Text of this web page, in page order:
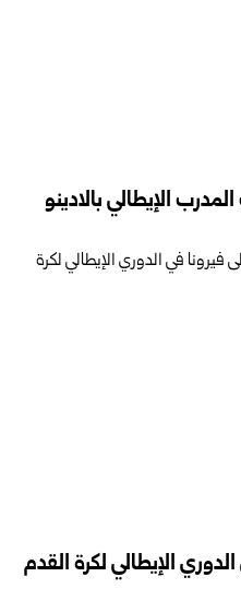
الإيطالي بالادينو
الإيطالي لكرة القدم